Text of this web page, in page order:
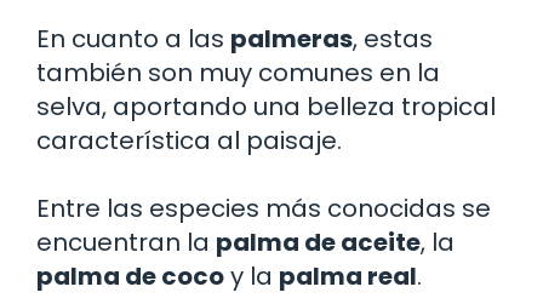
En cuanto a las palmeras, estas
también son muy comunes en la
selva, aportando una belleza tropical
característica al paisaje.
Entre las especies más conocidas se
encuentran la palma de aceite, la
palma de cocoy la palma real.